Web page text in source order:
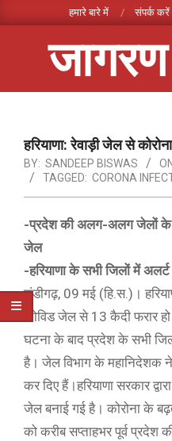
to
हमारे बारे में संपर्क करें
Menuहरियाणा: रेवाड़ी जेल से
BY: SANDEEP BISWAS
TAGGED: CORONA
-प्रदेश की अलग-अलग जेलों के
जेल
-हरियाणा के सभी जिलों में अलर्ट
चंडीगढ़, 09 मई (हि.स.)।
कोविड जेल से 13 कैदी फरार
घटना के बाद प्रदेश के सभी
है। जेल विभाग के महानिदेशक
कर दिए हैं।हरियाणा सरकार
जेल बनाई गई है। कोरोना के
को करीब सप्ताहभर पूर्व प्रदेश